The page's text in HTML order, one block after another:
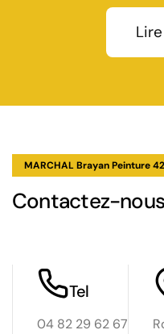
MARCHAL Brayan Peinture 42
Contactez-nous
Tel
04 82 29 62 67